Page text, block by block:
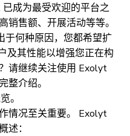
成为最受欢迎的平台之
销售额、开展活动等等。
于何种原因，您都希望扩
及其性能以增强您正在构
请继续关注使用 Exolyt
整介绍。
。
情况至关重要。 Exolyt
述：